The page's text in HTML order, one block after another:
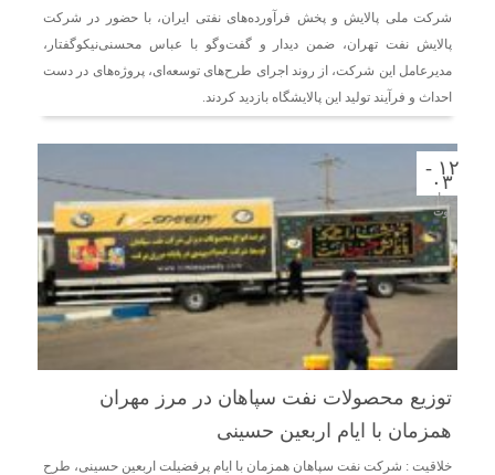
شرکت ملی پالایش و پخش فرآورده‌های نفتی ایران، با حضور در شرکت
پالایش نفت تهران، ضمن دیدار و گفت‌وگو با عباس محسنی‌نیکوگفتار،
مدیرعامل این شرکت، از روند اجرای طرح‌های توسعه‌ای، پروژه‌های در دست
احداث و فرآیند تولید این پالایشگاه بازدید کردند.
۱۲ -
۰۳
مرداد -
اوت
توزیع محصولات نفت سپاهان در مرز مهران
همزمان با ایام اربعین حسینی
خلاقیت : شرکت نفت سپاهان همزمان با ایام پرفضیلت اربعین حسینی، طرح